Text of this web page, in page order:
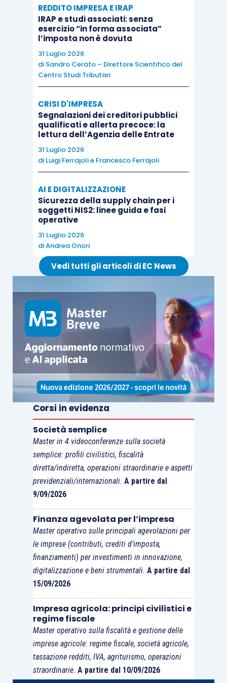
L’indipendenzadel professionista attestatore
rispetto all’impresa in crisi deve essere valutata
con riferimento agli ultimicinque anniche vanno
computati dal momento in cui risulterà
(ii)L’indipendenzadevesussistere
confronti del professionista incaricato che
dell’eventuale associazione professionale di cui
quest’ultimo faccia parte;
(iii) Lavalutazione dell’indipendenza
essere effettuata sulla base delle prestazioni
fornite a favore dell’impresa nell’ambito di
rapporti dilavoro subordinato
autonomooltre che agliincarichiassunti negli
organi di amministrazione o controllo, sempre
indicato. Pertanto si ritiene che non possano
sorgere dubbi circa la
compromissione
dell’indipendenza dell’attestatore in presenza di
rapporti di lavoro subordinato dello stesso
attestatore o di un associato dello studio con
l’impresa committente, mentre in presenza di
rapporti di lavoro autonomo, è necessario fare
una distinzione traprestazione occasionale
rispetto a prestazioned’opera continuativa, dove
l’indipendenza viene sempre meno
silenzio della legge, si ritiene che in presenza di
una prestazione occasionale
, l’attestatore non
comprometta la propria indipendenza qualora la
rilevanza della prestazione e l’entità del
corrispettivo non siano di per sé significative.
Pertanto, dalla lettura letterale della norma,
sembrerebbe esclusa la possibilità di
gli incarichi di attestazione di piani di
risanamento, di accordi di ristrutturazione del
debito o di concordati da parte del medesimo
professionista prima della scadenza del
quinquennio; tale considerazione nasce dal fatto
che in tale fattispecie ricorrono i presupposti
oggettivi di cui all’art.67, comma terzo, lett. d) L.F.
quali il quinquennio e l’espletamento di un’attività
REDDITO IMPRESA E IRAP
IRAP e studi associati: senza
esercizio “in forma associata”
l’imposta non è dovuta
31 Luglio 2026
di Sandro Cerato – Direttore Scientifico del
Centro Studi Tributari
CRISI D'IMPRESA
Segnalazioni dei creditori pubblici
qualificati e allerta precoce: la
lettura dell’Agenzia delle Entrate
31 Luglio 2026
di Luigi Ferrajolie Francesco Ferrajoli
AI E DIGITALIZZAZIONE
Sicurezza della supply chain per i
soggetti NIS2: linee guida e fasi
operative
31 Luglio 2026
diAndrea Onori
Vedi tutti gli articoli di EC News
Corsi in evidenza
Società semplice
Master in 4 videoconferenze sulla società
semplice: profili civilistici, fiscalità
diretta/indiretta, operazioni straordinarie e aspetti
previdenziali/internazionali. A partire dal
9/09/2026
Finanza agevolata per l’impresa
Master operativo sulle principali agevolazioni per
le imprese (contributi, crediti d’imposta,
finanziamenti) per investimenti in innovazione,
digitalizzazione e beni strumentali. A partire dal
15/09/2026
Impresa agricola: principi civilistici e
regime fiscale
Master operativo sulla fiscalità e gestione delle
imprese agricole: regime fiscale, società agricole,
tassazione redditi, IVA, agriturismo, operazioni
straordinarie. A partire dal 10/09/2026